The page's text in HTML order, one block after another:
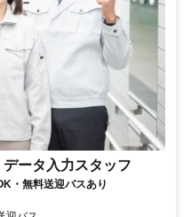
ータ入力スタッフ
・無料送迎バスあり